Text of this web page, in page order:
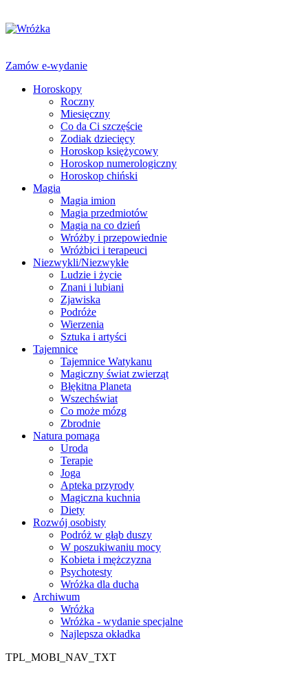
Zamów e-wydanie
Horoskopy
Roczny
Miesięczny
Co da Ci szczęście
Zodiak dziecięcy
Horoskop księżycowy
Horoskop numerologiczny
Horoskop chiński
Magia
Magia imion
Magia przedmiotów
Magia na co dzień
Wróżby i przepowiednie
Wróżbici i terapeuci
Niezwykli/Niezwykłe
Ludzie i życie
Znani i lubiani
Zjawiska
Podróże
Wierzenia
Sztuka i artyści
Tajemnice
Tajemnice Watykanu
Magiczny świat zwierząt
Błękitna Planeta
Wszechświat
Co może mózg
Zbrodnie
Natura pomaga
Uroda
Terapie
Joga
Apteka przyrody
Magiczna kuchnia
Diety
Rozwój osobisty
Podróż w głąb duszy
W poszukiwaniu mocy
Kobieta i mężczyzna
Psychotesty
Wróżka dla ducha
Archiwum
Wróżka
Wróżka - wydanie specjalne
Najlepsza okładka
TPL_MOBI_NAV_TXT